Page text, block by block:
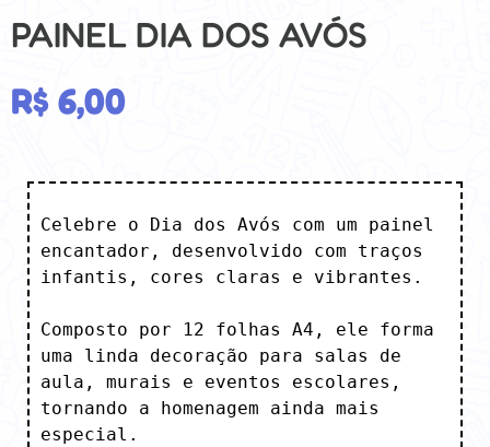
PAINEL DIA DOS AVÓS
R$ 6,00
Celebre o Dia dos Avós com um painel
encantador, desenvolvido com traços
infantis, cores claras e vibrantes.
Composto por 12 folhas A4, ele forma
uma linda decoração para salas de
aula, murais e eventos escolares,
tornando a homenagem ainda mais
especial.